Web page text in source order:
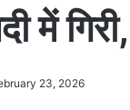
में
23, 2026